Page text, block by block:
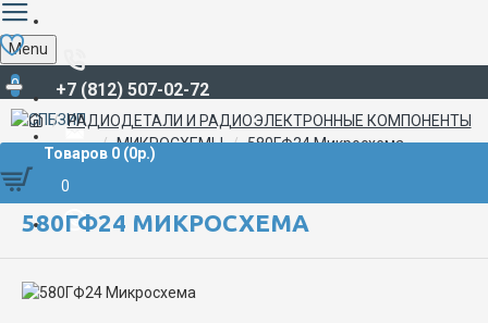
+7 (812) 507-02-72
Menu
0
Товаров 0 (0р.)
0
РАДИОДЕТАЛИ И РАДИОЭЛЕКТРОННЫЕ КОМПОНЕНТЫ
МИКРОСХЕМЫ
580ГФ24 Микросхема
580ГФ24 МИКРОСХЕМА